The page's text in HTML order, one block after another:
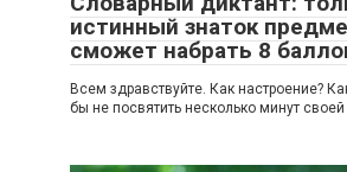
истинный знаток
сможет набрать 8
Всем здравствуйте. Как настроение?
бы не посвятить несколько минут